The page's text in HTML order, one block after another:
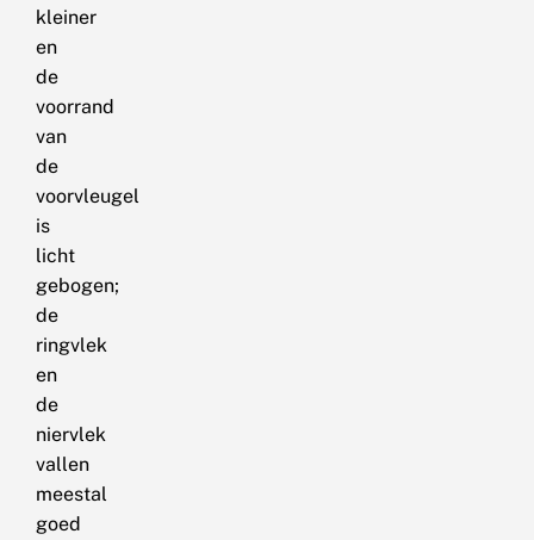
kleiner
en
de
voorrand
van
de
voorvleugel
is
licht
gebogen;
de
ringvlek
en
de
niervlek
vallen
meestal
goed